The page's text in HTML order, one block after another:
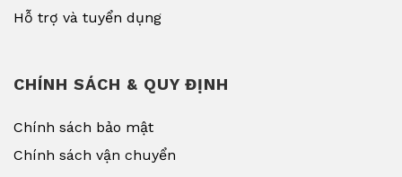
Hỗ trợ và tuyển dụng
CHÍNH SÁCH & QUY ĐỊNH
Chính sách bảo mật
Chính sách vận chuyển